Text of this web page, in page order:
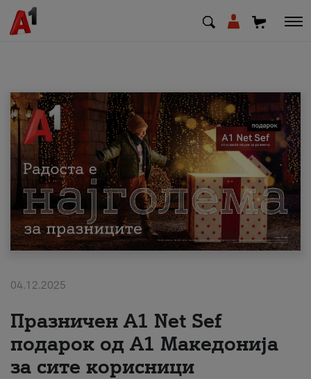
МК EN SQ
Приватни Деловни
Поддршка
Надополни кредит
За нас
#ПодобарОнлајн
04.12.2025
Празничен A1 Net Sеf
подарок од А1 Македонија
за сите корисници